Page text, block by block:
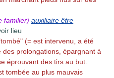
familier) auxiliaire être
lieu
(= est intervenu, a été
prolongations, épargnant à
éprouvant des tirs au but.
tombée au plus mauvais